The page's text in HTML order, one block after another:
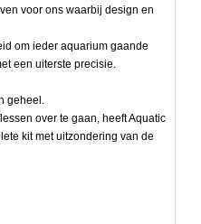
voor ons waarbij design en
om ieder aquarium gaande
een uiterste precisie.
geheel.
over te gaan, heeft Aquatic
kit met uitzondering van de